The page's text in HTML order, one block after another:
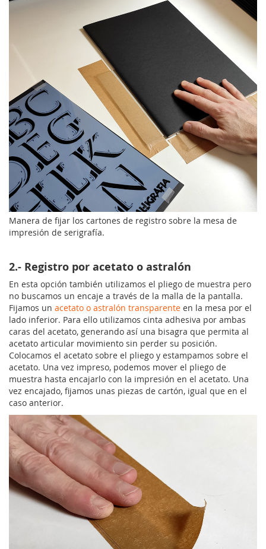
Manera de fijar los cartones de registro sobre la mesa de
impresión de serigrafía.
2.- Registro por acetato o astralón
En esta opción también utilizamos el pliego de muestra pero
no buscamos un encaje a través de la malla de la pantalla.
Fijamos un acetato o astralón transparente en la mesa por el
lado inferior. Para ello utilizamos cinta adhesiva por ambas
caras del acetato, generando así una bisagra que permita al
acetato articular movimiento sin perder su posición.
Colocamos el acetato sobre el pliego y estampamos sobre el
acetato. Una vez impreso, podemos mover el pliego de
muestra hasta encajarlo con la impresión en el acetato. Una
vez encajado, fijamos unas piezas de cartón, igual que en el
caso anterior.